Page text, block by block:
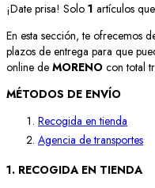
¡Date prisa! Solo 1 artículos
En esta sección, te ofrecemos
plazos de entrega para que
online de MORENO con total
MÉTODOS DE ENVÍO
Recogida en tienda
Agencia de transportes
1. RECOGIDA EN TIENDA